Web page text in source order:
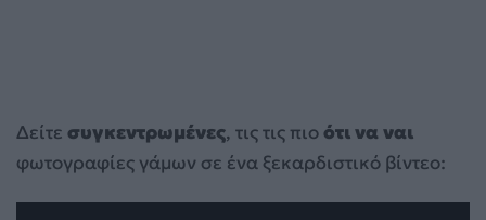
Δείτε συγκεντρωμένες, τις τις πιοότι να ναι
φωτογραφίες γάμων σε ένα ξεκαρδιστικό βίντεο: